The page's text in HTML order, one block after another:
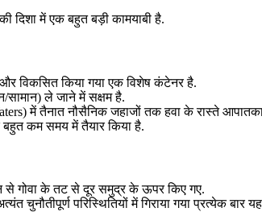
दिशा में एक बहुत बड़ी कामयाबी है.
विकसित किया गया एक विशेष कंटेनर है.
ले जाने में सक्षम है.
में तैनात नौसैनिक जहाजों तक हवा के रास्ते
कम समय में तैयार किया है.
से गोवा के तट से दूर समुद्र के ऊपर किए गए.
चुनौतीपूर्ण परिस्थितियों में गिराया गया प्रत्येक